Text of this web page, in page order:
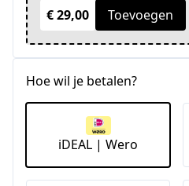
€ 29,00
Toevoegen
Hoe wil je betalen?
iDEAL | Wero